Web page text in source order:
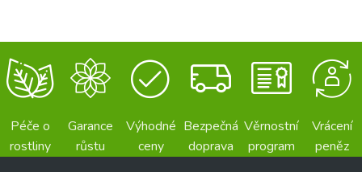
Péče o
rostliny
Garance
růstu
Výhodné
ceny
Bezpečná
doprava
Věrnostní
program
Vrácení
peněz